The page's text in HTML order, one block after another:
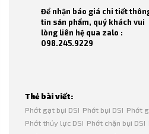
Để nhận báo giá chi tiết
tin sản phẩm, quý khách vui
lòng liên hệ qua zalo :
098.245.9229
Thẻ bài viết:
Phớt gạt bụi DSI Phớt bụi DSI Phớt
Phớt thủy lực DSI Phớt chặn bụi DSI